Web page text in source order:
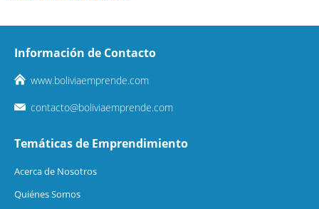
Información de Contacto
www.boliviaemprende.com
contacto@boliviaemprende.com
Temáticas de Emprendimiento
Acerca de Nosotros
Quiénes Somos